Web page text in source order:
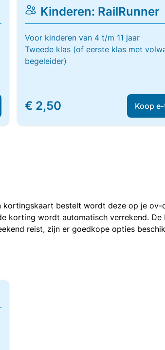
Kinderen: RailRunner
Voor kinderen van 4 t/m 11 jaar
Tweede klas (of eerste klas met
begeleider)
€ 2,50 Koop
kortingskaart bestelt wordt deze op je ov-
korting wordt automatisch verrekend. De
reist, zijn er goedkope opties